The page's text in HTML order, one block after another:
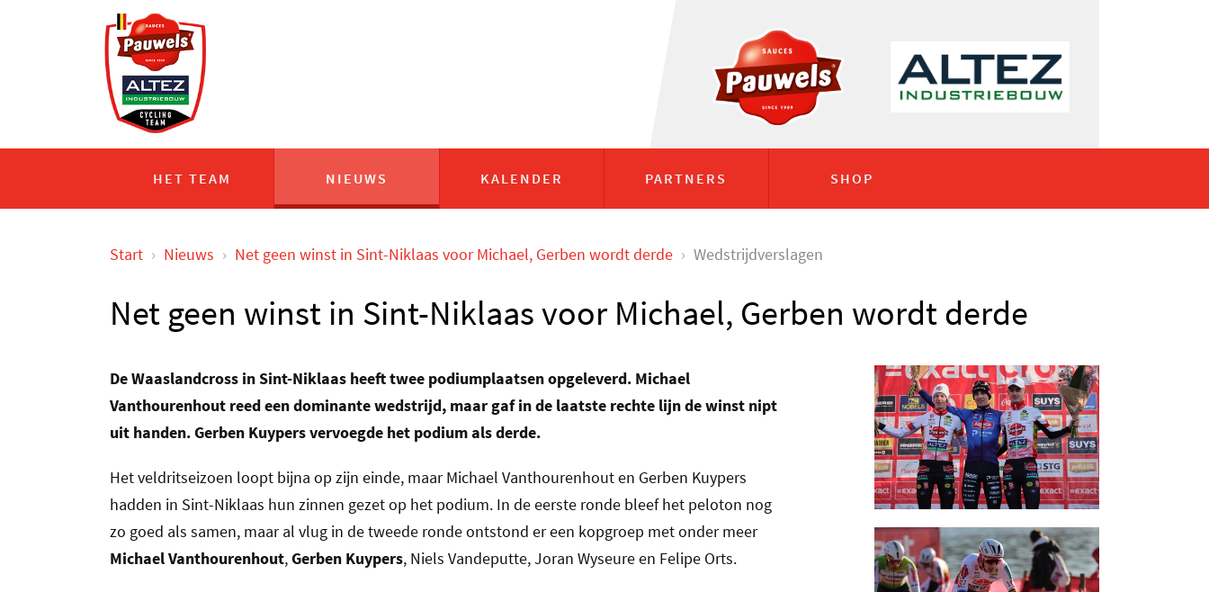
HET TEAM NIEUWS KALENDER PARTNERS SHOP
Start › Nieuws › Net geen winst in Sint-Niklaas voor Michael, Gerben wordt derde › Wedstrijdverslagen
Net geen winst in Sint-Niklaas voor Michael, Gerben wordt derde
De Waaslandcross in Sint-Niklaas heeft twee podiumplaatsen opgeleverd. Michael
Vanthourenhout reed een dominante wedstrijd, maar gaf in de laatste rechte lijn de winst nipt
uit handen. Gerben Kuypers vervoegde het podium als derde.
Het veldritseizoen loopt bijna op zijn einde, maar Michael Vanthourenhout en Gerben Kuypers
hadden in Sint-Niklaas hun zinnen gezet op het podium. In de eerste ronde bleef het peloton nog
zo goed als samen, maar al vlug in de tweede ronde ontstond er een kopgroep met onder meer
Michael Vanthourenhout,Gerben Kuypers, Niels Vandeputte, Joran Wyseure en Felipe Orts.